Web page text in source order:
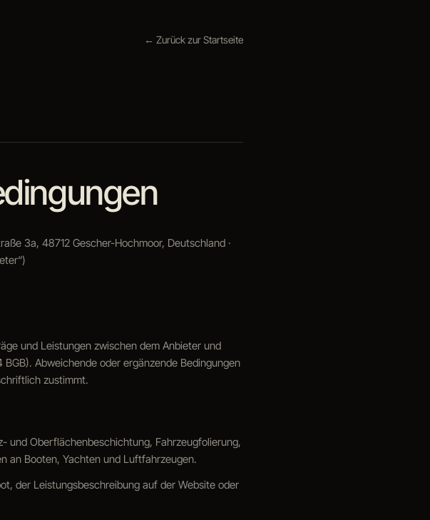
← Zurück zur Startseite
3a, 48712 Gescher-Hochmoor, Deutschland ·
und Leistungen zwischen dem Anbieter und
Abweichende oder ergänzende Bedingungen
zustimmt.
und Oberflächenbeschichtung, Fahrzeugfolierung,
an Booten, Yachten und Luftfahrzeugen.
der Leistungsbeschreibung auf der Website oder